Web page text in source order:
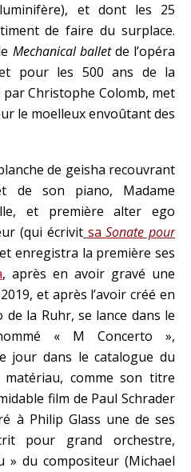
et dont les 25
de faire du surplace.
Mechanical balletde l’opéra
pour les 500 ans de la
par Christophe Colomb, met
le moelleux envoûtant des
de geisha recouvrant
de son piano, Madame
et première alter ego
(qui écrivitsaSonate pour
enregistra la première ses
, après en avoir gravé une
et après l’avoir créé en
de la Ruhr, se lance dans le
« M Concerto »,
jour dans le catalogue du
comme son titre
film de Paul Schrader
à Philip Glass une de ses
pour grand orchestre,
» du compositeur (Michael